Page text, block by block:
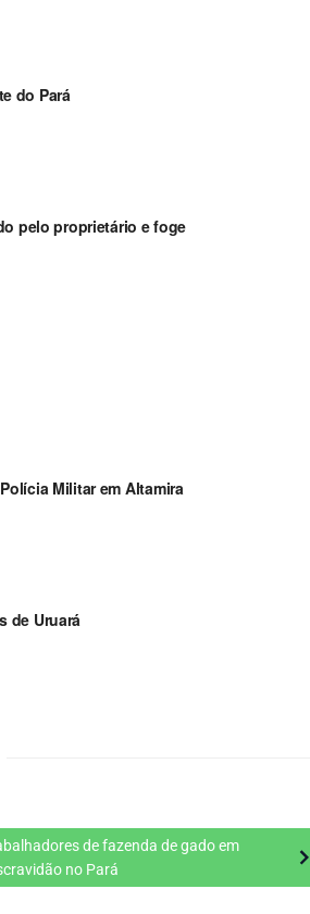
do Pará
pelo proprietário e foge
Militar em Altamira
de Uruará
de fazenda de gado em
no Pará